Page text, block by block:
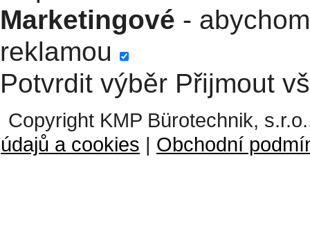
Marketingové -
reklamou
Potvrdit výběr Přijmout
Copyright KMP Bürotechnik,
údajů a cookies | Obchodní